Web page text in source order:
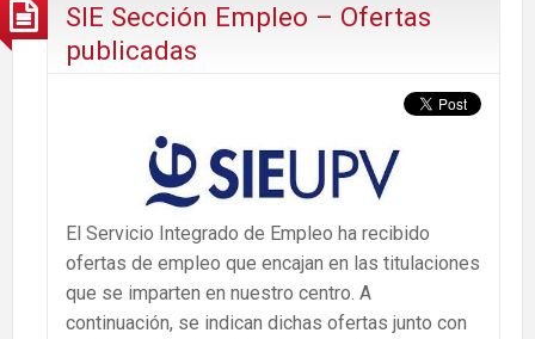
SIE Sección Empleo – Ofertas
publicadas
El Servicio Integrado de Empleo ha recibido
ofertas de empleo que encajan en las titulaciones
que se imparten en nuestro centro. A
continuación, se indican dichas ofertas junto con